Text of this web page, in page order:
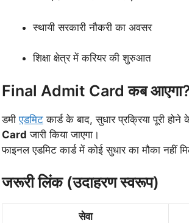
स्थायी सरकारी नौकरी का अवसर
शिक्षा क्षेत्र में करियर की शुरुआत
Final Admit Card कब
डमीएडमिट कार्ड के बाद, सुधार प्रक्रिया पूरी होने
Card जारी किया जाएगा।
फाइनल एडमिट कार्ड में कोई सुधार का मौका नहीं
जरूरी लिंक (उदाहरण स्वरूप)
सेवा